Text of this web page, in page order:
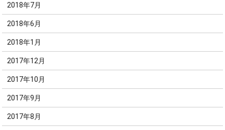
2018年7月
2018年6月
2018年1月
2017年12月
2017年10月
2017年9月
2017年8月